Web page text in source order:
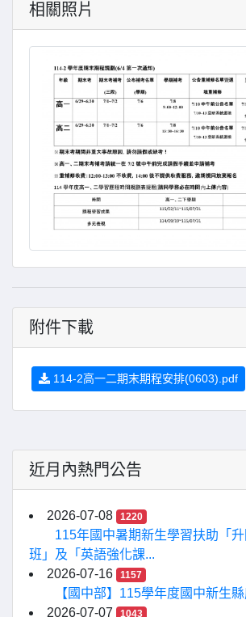
相關照片
附件下載
114-2高一二期末期程安排(0603).pdf
近月內熱門公告
2026-07-08 1220
115年國中暑期新生學習扶助「
班」及「英語強化課...
2026-07-16
1157
【國中部】115學年度國中新生
2026-07-07
1043